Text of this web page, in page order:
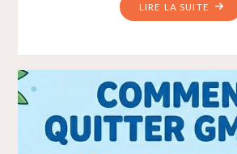
LIRE LA SUITE